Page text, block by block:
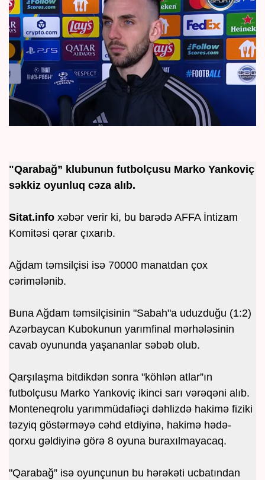
"Qarabağ” klubunun futbolçusu Marko Yankoviç
səkkiz oyunluq cəza alıb.
Sitat.info xəbər verir ki, bu barədə AFFA İntizam
Komitəsi qərar çıxarıb.
Ağdam təmsilçisi isə 70000 manatdan çox
cərimələnib.
Buna Ağdam təmsilçisinin "Sabah"a uduzduğu (1:2)
Azərbaycan Kubokunun yarımfinal mərhələsinin
cavab oyununda yaşananlar səbəb olub.
Qarşılaşma bitdikdən sonra "köhlən atlar”ın
futbolçusu Marko Yankoviç ikinci sarı vərəqəni alıb.
Monteneqrolu yarımmüdafiəçi dəhlizdə hakimə fiziki
təzyiq göstərməyə cəhd etdiyinə, hakimə hədə-
qorxu gəldiyinə görə 8 oyuna buraxılmayacaq.
"Qarabağ” isə oyunçunun bu hərəkəti ucbatından